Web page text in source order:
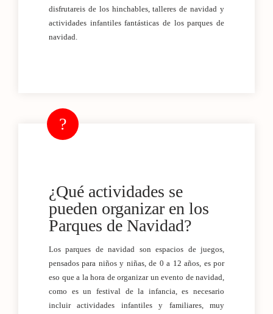
disfrutareis de los hinchables, talleres de navidad y
actividades infantiles fantásticas de los parques de
navidad.
¿Qué actividades se
pueden organizar en los
Parques de Navidad?
Los parques de navidad son espacios de juegos,
pensados para niños y niñas, de 0 a 12 años, es por
eso que a la hora de organizar un evento de navidad,
como es un festival de la infancia, es necesario
incluir actividades infantiles y familiares, muy